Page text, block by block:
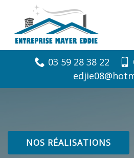
03 59 28 38 22
NOS RÉALISATIONS